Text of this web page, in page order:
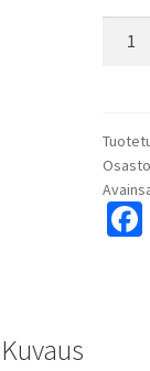
silver
6x120
ET45
Kuvaus